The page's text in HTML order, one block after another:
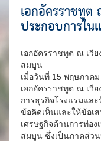
เอกอัครราชทู
ประกอบการใ
เอกอัครราชทูต ณ เวี
สมบูน
เมื่อวันที่ 15 พฤษภาค
เอกอัครราชทูต ณ เวี
การธุรกิจโรงแรมแล
ข้อคิดเห็นและให้ข้อเ
เศรษฐกิจด้านการท่อง
สมบูน ซึ่งเป็นภาคส่ว